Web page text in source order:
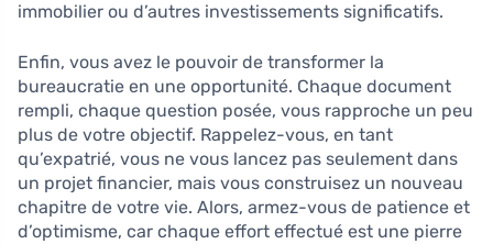
immobilier ou d’autres investissements significatifs.
Enfin, vous avez le pouvoir de transformer la
bureaucratie en une opportunité. Chaque document
rempli, chaque question posée, vous rapproche un peu
plus de votre objectif. Rappelez-vous, en tant
qu’expatrié, vous ne vous lancez pas seulement dans
un projet financier, mais vous construisez un nouveau
chapitre de votre vie. Alors, armez-vous de patience et
d’optimisme, car chaque effort effectué est une pierre